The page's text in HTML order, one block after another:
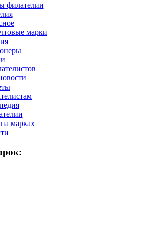
филателии
марки
марках